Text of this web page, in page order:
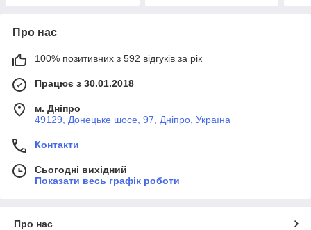
Про нас
100% позитивних з 592 відгуків за рік
Працює з 30.01.2018
м. Дніпро
49129, Донецьке шосе, 97, Дніпро, Україна
Контакти
Сьогодні вихідний
Показати весь графік роботи
Про нас